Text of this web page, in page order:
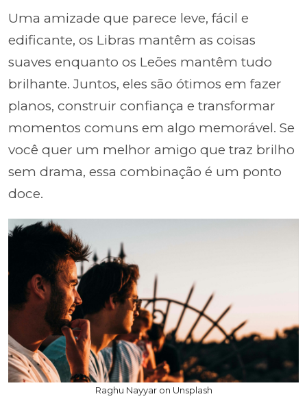
Uma amizade que parece leve, fácil e
edificante, os Libras mantêm as coisas
suaves enquanto os Leões mantêm tudo
brilhante. Juntos, eles são ótimos em fazer
planos, construir confiança e transformar
momentos comuns em algo memorável. Se
você quer um melhor amigo que traz brilho
sem drama, essa combinação é um ponto
doce.
Raghu Nayyar on Unsplash